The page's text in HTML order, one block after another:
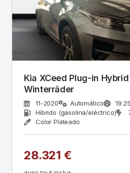
Kia XCeed Plug-in
Winterräder
11-2020 Automático
Híbrido (gasolina/eléctrico)
Color Plateado
28.321 €